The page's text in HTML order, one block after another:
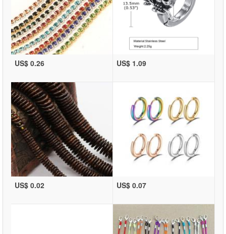
US$ 0.26 US$ 1.09
US$ 0.02 US$ 0.07